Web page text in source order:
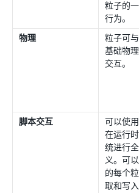
粒子的
行为。
物理
粒子可
基础物
交互。
脚本交互
可以使
在运行
统进行
义。可
的每个
取和写